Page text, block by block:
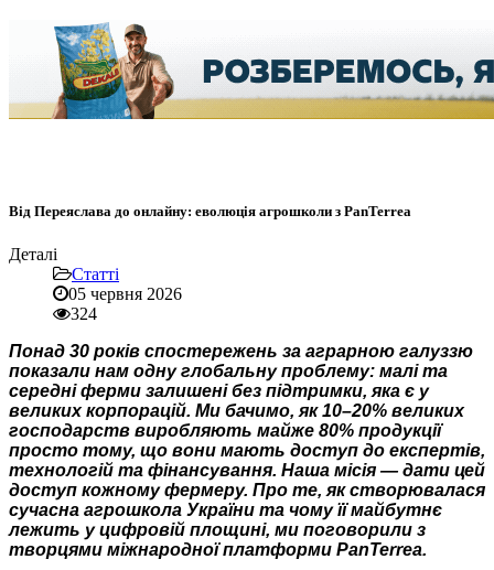
Від Переяслава до онлайну: еволюція агрошколи з PanTerrea
Деталі
Статті
05 червня 2026
324
Понад 30 років спостережень за аграрною галуззю
показали нам одну глобальну проблему: малі та
середні ферми залишені без підтримки, яка є у
великих корпорацій. Ми бачимо, як 10–20% великих
господарств виробляють майже 80% продукції
просто тому, що вони мають доступ до експертів,
технологій та фінансування. Наша місія — дати цей
доступ кожному фермеру. Про те, як створювалася
сучасна агрошкола України та чому її майбутнє
лежить у цифровій площині, ми поговорили з
творцями міжнародної платформи PanTerrea.